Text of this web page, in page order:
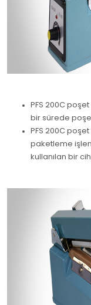
PFS 200C
bir sürede
PFS 200C
paketleme
kullanılan bir